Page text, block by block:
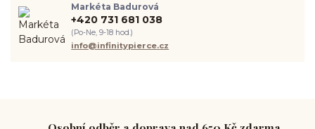
piercing ucha
chirurgická ocel 316L
spravná velikost piercingu
jak pečovat o piercing
medusa piercing
Markéta Badurová
+420 731 681 038
(Po-Ne, 9-18 hod.)
info@infinitypierce.cz